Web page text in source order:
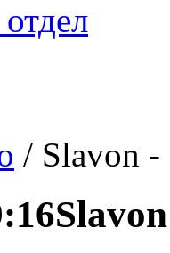
/ Slavon -